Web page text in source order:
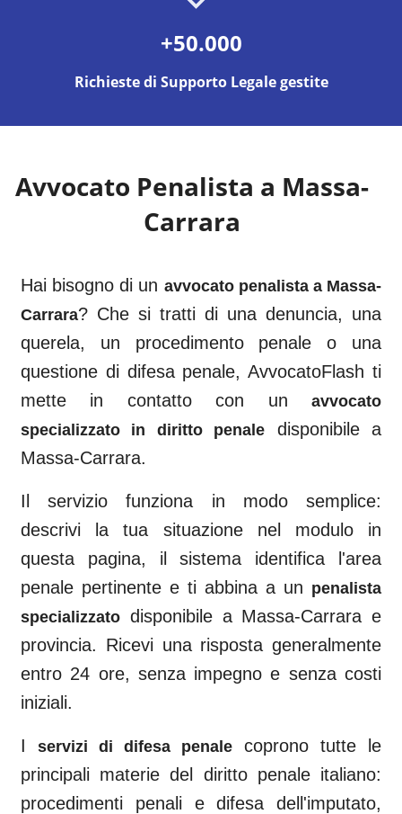
+50.000
Richieste di Supporto Legale gestite
Avvocato Penalista a Massa-
Carrara
Hai bisogno di un avvocato penalista a Massa-
Carrara? Che si tratti di una denuncia, una
querela, un procedimento penale o una
questione di difesa penale, AvvocatoFlash ti
mette in contatto con un
avvocato
specializzato in diritto penale
disponibile a
Massa-Carrara.
Il servizio funziona in modo semplice:
descrivi la tua situazione nel modulo in
questa pagina, il sistema identifica l'area
penale pertinente e ti abbina a un penalista
specializzato disponibile a Massa-Carrara e
provincia. Ricevi una risposta generalmente
entro 24 ore, senza impegno e senza costi
iniziali.
I servizi di difesa penale coprono tutte le
principali materie del diritto penale italiano:
procedimenti penali e difesa dell'imputato,